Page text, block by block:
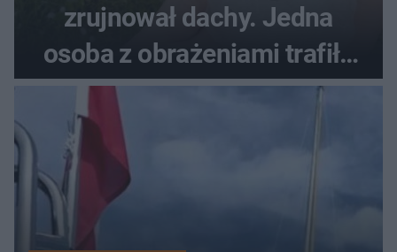
zrujnował dachy. Jedna
osoba z obrażeniami trafiła
do szpitala